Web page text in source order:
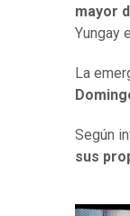
mayor
Yungay
La
Según
sus